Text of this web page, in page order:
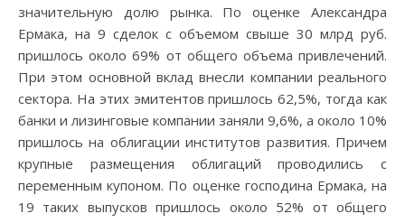
значительную долю рынка. По оценке Александра
Ермака, на 9 сделок с объемом свыше 30 млрд руб.
пришлось около 69% от общего объема привлечений.
При этом основной вклад внесли компании реального
сектора. На этих эмитентов пришлось 62,5%, тогда как
банки и лизинговые компании заняли 9,6%, а около 10%
пришлось на облигации институтов развития. Причем
крупные размещения облигаций проводились с
переменным купоном. По оценке господина Ермака, на
19 таких выпусков пришлось около 52% от общего